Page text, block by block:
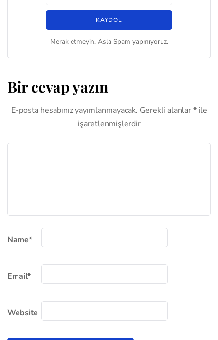
Merak etmeyin. Asla Spam yapmıyoruz.
Bir cevap yazın
E-posta hesabınız yayımlanmayacak. Gerekli alanlar*ile
işaretlenmişlerdir
Name*
Email*
Website